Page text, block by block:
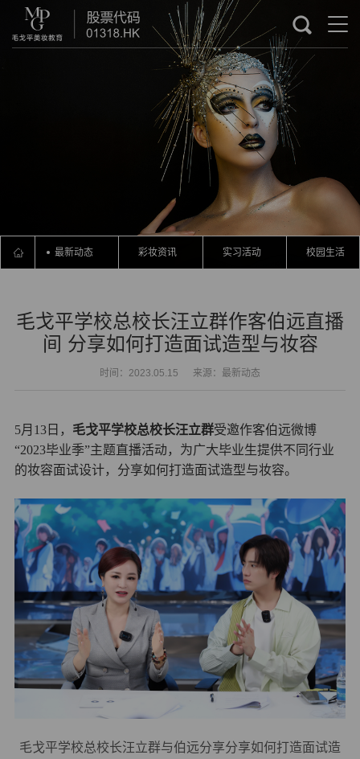
最新动态 彩妆资讯 实习活动 校园生活
毛戈平学校总校长汪立群作客伯远直播
间 分享如何打造面试造型与妆容
时间：2023.05.15 来源：最新动态
5月13日， 毛戈平学校总校长汪立群受邀作客伯远微博
“2023毕业季”主题直播活动，为广大毕业生提供不同行业
的妆容面试设计，分享如何打造面试造型与妆容。
毛戈平学校总校长汪立群与伯远分享分享如何打造面试造